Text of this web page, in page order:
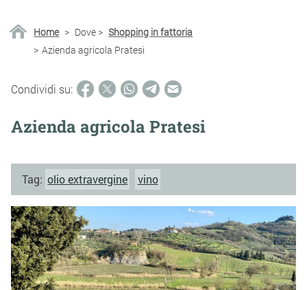
Home > Dove > Shopping in fattoria
> Azienda agricola Pratesi
Condividi su:
Azienda agricola Pratesi
Tag: olio extravergine vino